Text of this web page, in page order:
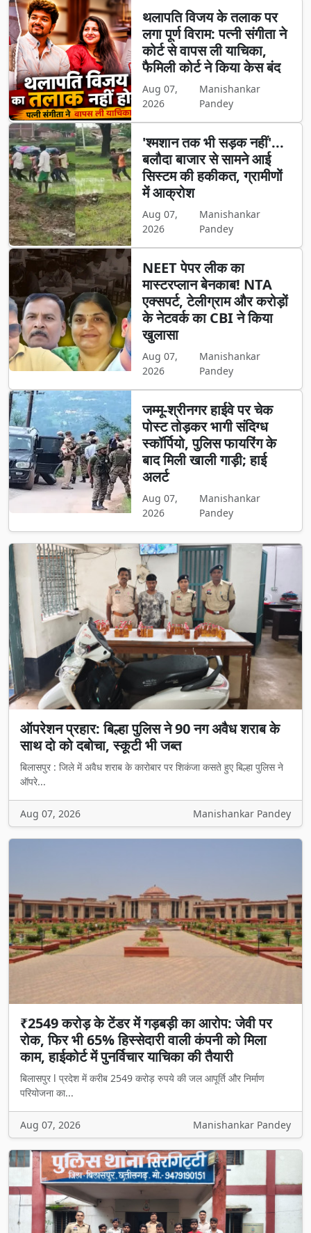
थलापति विजय के तलाक पर
लगा पूर्ण विराम: पत्नी संगीता ने
कोर्ट से वापस ली याचिका,
फैमिली कोर्ट ने किया केस बंद
Aug 07,
2026
Manishankar
Pandey
'श्मशान तक भी सड़क नहीं'...
बलौदा बाजार से सामने आई
सिस्टम की हकीकत, ग्रामीणों
में आक्रोश
Aug 07,
2026
Manishankar
Pandey
NEET पेपर लीक का
मास्टरप्लान बेनकाब! NTA
एक्सपर्ट, टेलीग्राम और करोड़ों
के नेटवर्क का CBI ने किया
खुलासा
Aug 07,
2026
Manishankar
Pandey
जम्मू-श्रीनगर हाईवे पर चेक
पोस्ट तोड़कर भागी संदिग्ध
स्कॉर्पियो, पुलिस फायरिंग के
बाद मिली खाली गाड़ी; हाई
अलर्ट
Aug 07,
2026
Manishankar
Pandey
ऑपरेशन प्रहार: बिल्हा पुलिस ने 90 नग अवैध शराब के
साथ दो को दबोचा, स्कूटी भी जब्त
बिलासपुर : जिले में अवैध शराब के कारोबार पर शिकंजा कसते हुए बिल्हा पुलिस ने
ऑपरे...
Aug 07, 2026 Manishankar Pandey
₹2549 करोड़ के टेंडर में गड़बड़ी का आरोप: जेवी पर
रोक, फिर भी 65% हिस्सेदारी वाली कंपनी को मिला
काम, हाईकोर्ट में पुनर्विचार याचिका की तैयारी
बिलासपुर l प्रदेश में करीब 2549 करोड़ रुपये की जल आपूर्ति और निर्माण
परियोजना का...
Aug 07, 2026 Manishankar Pandey